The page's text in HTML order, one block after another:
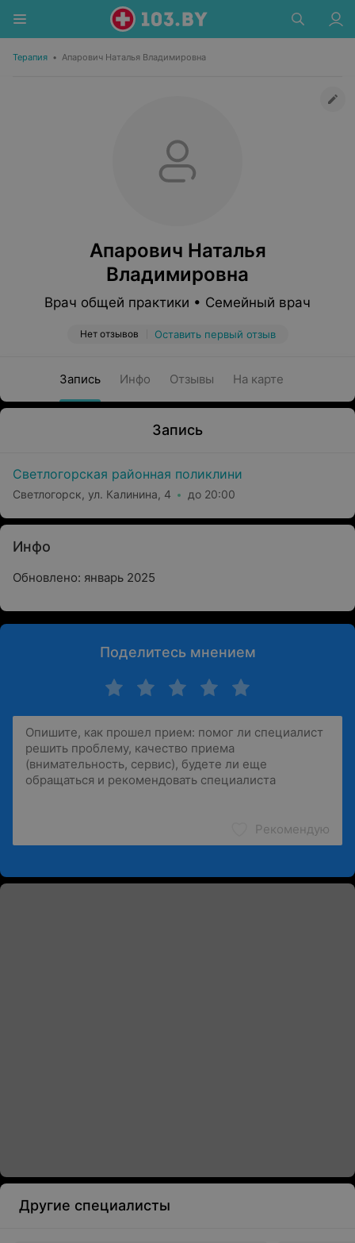
Терапия • Апарович Наталья Владимировна
Апарович Наталья
Владимировна
Врач общей практики • Семейный врач
Нет отзывов Оставить первый отзыв
Запись Инфо Отзывы На карте
Запись
Светлогорская районная поликлини
Светлогорск, ул. Калинина, 4 до 20:00
Инфо
Обновлено: январь 2025
Поделитесь мнением
Рекомендую
Другие специалисты